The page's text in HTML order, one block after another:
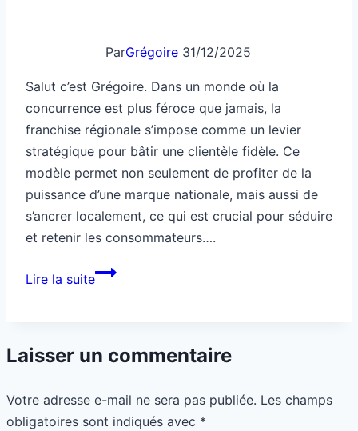
ParGrégoire 31/12/2025
Salut c’est Grégoire. Dans un monde où la
concurrence est plus féroce que jamais, la
franchise régionale s’impose comme un levier
stratégique pour bâtir une clientèle fidèle. Ce
modèle permet non seulement de profiter de la
puissance d’une marque nationale, mais aussi de
s’ancrer localement, ce qui est crucial pour séduire
et retenir les consommateurs….
Lire la suiteFranchise
une
fidèle
Laisser un commentaire
Votre adresse e-mail ne sera pas publiée. Les champs
obligatoires sont indiqués avec *